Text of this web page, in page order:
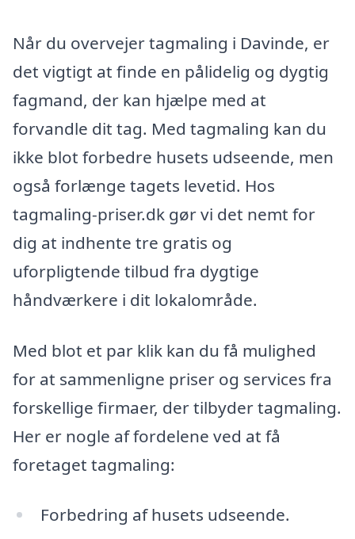
Når du overvejer tagmaling i Davinde, er
det vigtigt at finde en pålidelig og dygtig
fagmand, der kan hjælpe med at
forvandle dit tag. Med tagmaling kan du
ikke blot forbedre husets udseende, men
også forlænge tagets levetid. Hos
tagmaling-priser.dk gør vi det nemt for
dig at indhente tre gratis og
uforpligtende tilbud fra dygtige
håndværkere i dit lokalområde.
Med blot et par klik kan du få mulighed
for at sammenligne priser og services fra
forskellige firmaer, der tilbyder tagmaling.
Her er nogle af fordelene ved at få
foretaget tagmaling:
Forbedring af husets udseende.